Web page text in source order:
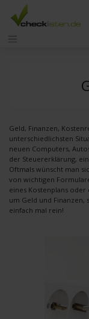
Zum
Geld, Finanzen,
unterschiedlichsten
neuen Computers,
der Steuererklärung,
Oftmals wünscht man
von wichtigen
eines Kostenplans
um Geld und
einfach mal rein!